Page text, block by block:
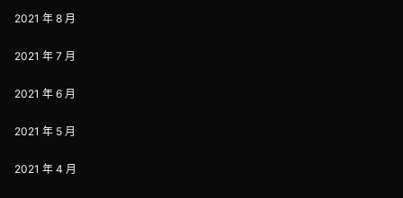
2021 年 8 月
2021 年 7 月
2021 年 6 月
2021 年 5 月
2021 年 4 月